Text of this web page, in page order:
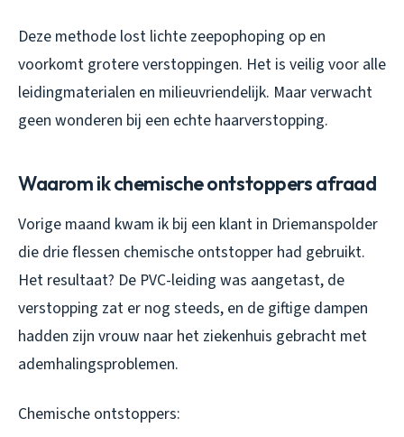
Deze methode lost lichte zeepophoping op en
voorkomt grotere verstoppingen. Het is veilig voor alle
leidingmaterialen en milieuvriendelijk. Maar verwacht
geen wonderen bij een echte haarverstopping.
Waarom ik chemische ontstoppers afraad
Vorige maand kwam ik bij een klant in Driemanspolder
die drie flessen chemische ontstopper had gebruikt.
Het resultaat? De PVC-leiding was aangetast, de
verstopping zat er nog steeds, en de giftige dampen
hadden zijn vrouw naar het ziekenhuis gebracht met
ademhalingsproblemen.
Chemische ontstoppers: